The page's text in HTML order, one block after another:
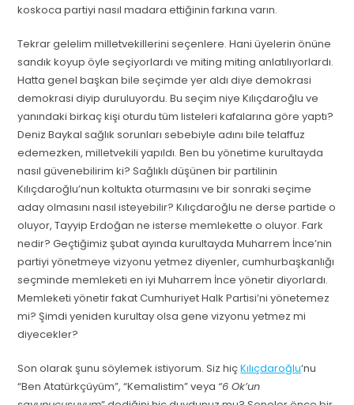
koskoca partiyi nasıl madara ettiğinin farkına varın.
Tekrar gelelim milletvekillerini seçenlere. Hani üyelerin önüne
sandık koyup öyle seçiyorlardı ve miting miting anlatılıyorlardı.
Hatta genel başkan bile seçimde yer aldı diye demokrasi
demokrasi diyip duruluyordu. Bu seçim niye Kılıçdaroğlu ve
yanındaki birkaç kişi oturdu tüm listeleri kafalarına göre yaptı?
Deniz Baykal sağlık sorunları sebebiyle adını bile telaffuz
edemezken, milletvekili yapıldı. Ben bu yönetime kurultayda
nasıl güvenebilirim ki? Sağlıklı düşünen bir partilinin
Kılıçdaroğlu’nun koltukta oturmasını ve bir sonraki seçime
aday olmasını nasıl isteyebilir? Kılıçdaroğlu ne derse partide o
oluyor, Tayyip Erdoğan ne isterse memlekette o oluyor. Fark
nedir? Geçtiğimiz şubat ayında kurultayda Muharrem İnce’nin
partiyi yönetmeye vizyonu yetmez diyenler, cumhurbaşkanlığı
seçminde memleketi en iyi Muharrem İnce yönetir diyorlardı.
Memleketi yönetir fakat Cumhuriyet Halk Partisi’ni yönetemez
mi? Şimdi yeniden kurultay olsa gene vizyonu yetmez mi
diyecekler?
Son olarak şunu söylemek istiyorum. Siz hiçKılıçdaroğlu‘nu
“Ben Atatürkçüyüm”, “Kemalistim” veya“6 Ok’un